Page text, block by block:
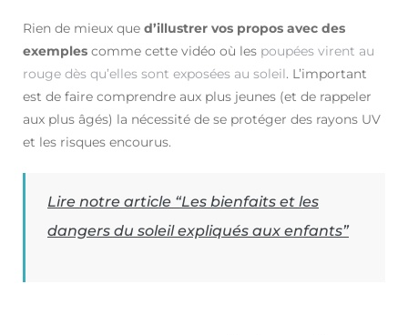
Rien de mieux que d’illustrer vos propos avec des
exemples comme cette vidéo où les poupées virent au
rouge dès qu’elles sont exposées au soleil. L’important
est de faire comprendre aux plus jeunes (et de rappeler
aux plus âgés) la nécessité de se protéger des rayons UV
et les risques encourus.
Lire notre article “Les bienfaits et les
dangers du soleil expliqués aux enfants”